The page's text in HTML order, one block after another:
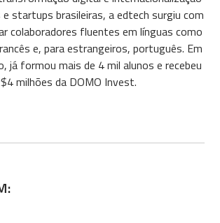
startups brasileiras, a edtech surgiu com
colaboradores fluentes em línguas como
e, para estrangeiros, português. Em
já formou mais de 4 mil alunos e recebeu
milhões da DOMO Invest.